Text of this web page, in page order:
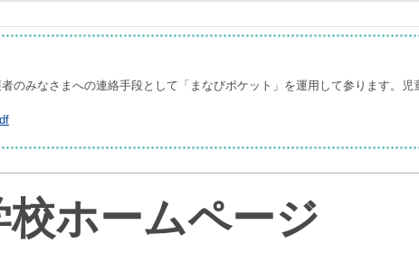
のみなさまへの連絡手段として「まなびポケット」を運用して参ります。
ホームページ